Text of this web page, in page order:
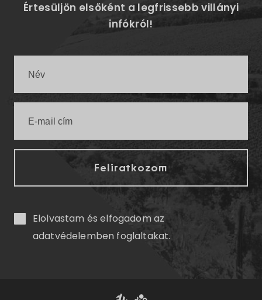
Értesüljön elsőként a legfrissebb villányi
infókról!
Elolvastam és elfogadom az
adatvédelemben foglaltakat.